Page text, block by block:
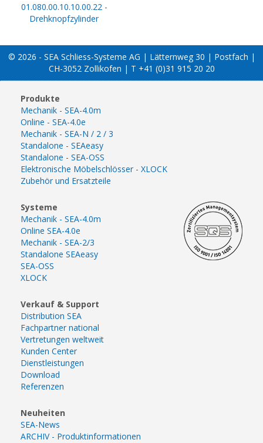
01.080.00.10.10.00.22 -
Drehknopfzylinder
© 2026 - SEA Schliess-Systeme AG | Lätternweg 30 | Postfach |
CH-3052 Zollikofen | T +41 (0)31 915 20 20
Produkte
Mechanik - SEA-4.0m
Online - SEA-4.0e
Mechanik - SEA-N / 2 / 3
Standalone - SEAeasy
Standalone - SEA-OSS
Elektronische Möbelschlösser - XLOCK
Zubehör und Ersatzteile
Systeme
Mechanik - SEA-4.0m
Online SEA-4.0e
Mechanik - SEA-2/3
Standalone SEAeasy
SEA-OSS
XLOCK
Verkauf & Support
Distribution SEA
Fachpartner national
Vertretungen weltweit
Kunden Center
Dienstleistungen
Download
Referenzen
Neuheiten
SEA-News
ARCHIV - Produktinformationen